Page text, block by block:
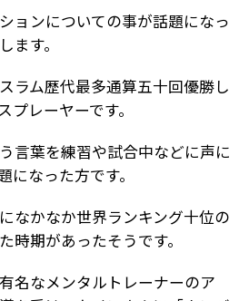
ョンについての事が話題になっ
ます。
ラム歴代最多通算五十回優勝し
プレーヤーです。
言葉を練習や試合中などに声に
になった方です。
なかなか世界ランキング十位の
時期があったそうです。
名なメンタルトレーナーのア